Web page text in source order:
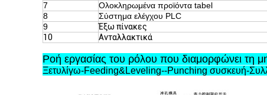
7
Ολοκληρωμένα προϊόντα tabel
8
Σύστημα ελέγχου PLC
9
Έξω πίνακες
10
Ανταλλακτικά
Ροή εργασίας του ρόλου που διαμορφώνει τη
Ξετυλίγω-Feeding&Leveling--Punching συσκευή-